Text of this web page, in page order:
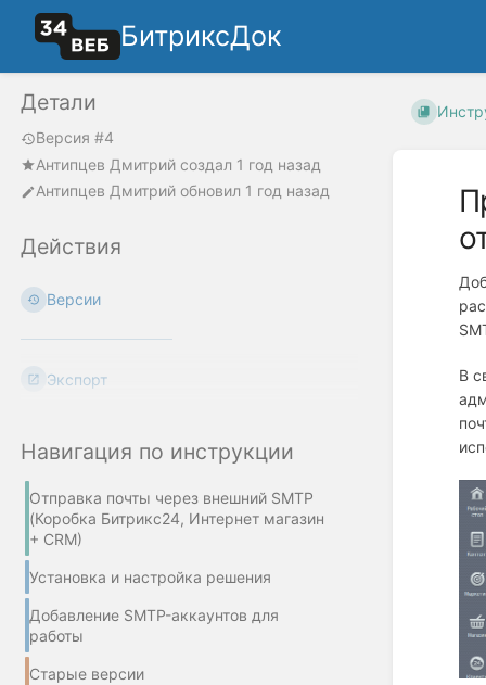
БитриксДок
Детали
Версия #4
Антипцев Дмитрий создал 1 год назад
Антипцев Дмитрий обновил 1 год назад
Действия
Версии
Экспорт
Навигация по инструкции
Отправка почты через внешний SMTP
(Коробка Битрикс24, Интернет магазин
+ СRM)
Установка и настройка решения
Добавление SMTP-аккаунтов для
работы
Старые версии
В